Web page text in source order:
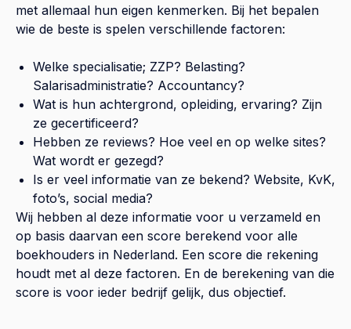
met allemaal hun eigen kenmerken. Bij het bepalen
wie de beste is spelen verschillende factoren:
Welke specialisatie; ZZP? Belasting?
Salarisadministratie? Accountancy?
Wat is hun achtergrond, opleiding, ervaring? Zijn
ze gecertificeerd?
Hebben ze reviews? Hoe veel en op welke sites?
Wat wordt er gezegd?
Is er veel informatie van ze bekend? Website, KvK,
foto’s, social media?
Wij hebben al deze informatie voor u verzameld en
op basis daarvan een score berekend voor alle
boekhouders in Nederland. Een score die rekening
houdt met al deze factoren. En de berekening van die
score is voor ieder bedrijf gelijk, dus objectief.